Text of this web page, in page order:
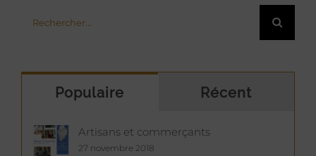
Populaire Récent
Artisans et commerçants
27 novembre 2018